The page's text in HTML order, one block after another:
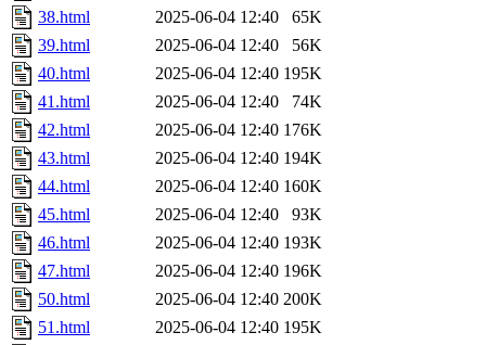
38.html
2025-06-04 12:40
65K
39.html
2025-06-04 12:40
56K
40.html
2025-06-04 12:40 195K
41.html
2025-06-04 12:40
74K
42.html
2025-06-04 12:40 176K
43.html
2025-06-04 12:40 194K
44.html
2025-06-04 12:40 160K
45.html
2025-06-04 12:40
93K
46.html
2025-06-04 12:40 193K
47.html
2025-06-04 12:40 196K
50.html
2025-06-04 12:40 200K
51.html
2025-06-04 12:40 195K